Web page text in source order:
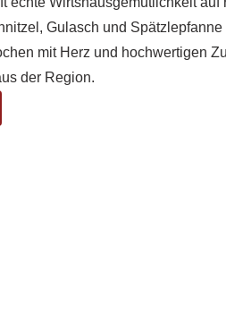
Gulasch und
mit Herz und hochwertigen
der Region.